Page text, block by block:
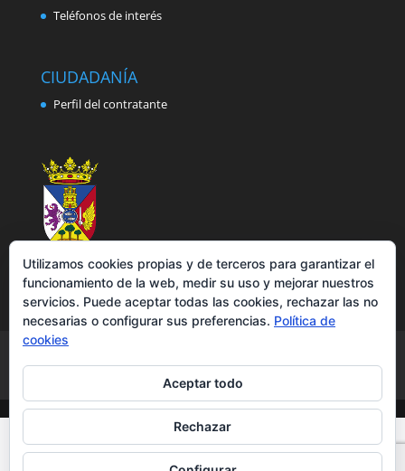
Teléfonos de interés
CIUDADANÍA
Perfil del contratante
Política de cookies
Accesibilidad
Utilizamos cookies propias y de terceros para garantizar el
funcionamiento de la web, medir su uso y mejorar nuestros
servicios. Puede aceptar todas las cookies, rechazar las no
necesarias o configurar sus preferencias. Política de
cookies
Aceptar todo
Rechazar